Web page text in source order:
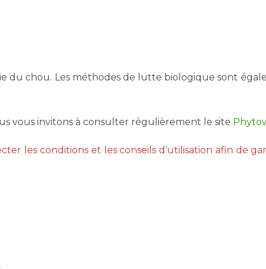
chou. Les méthodes de lutte biologique sont
vous invitons à consulter régulièrement le site
les conditions et les conseils d’utilisation afin de